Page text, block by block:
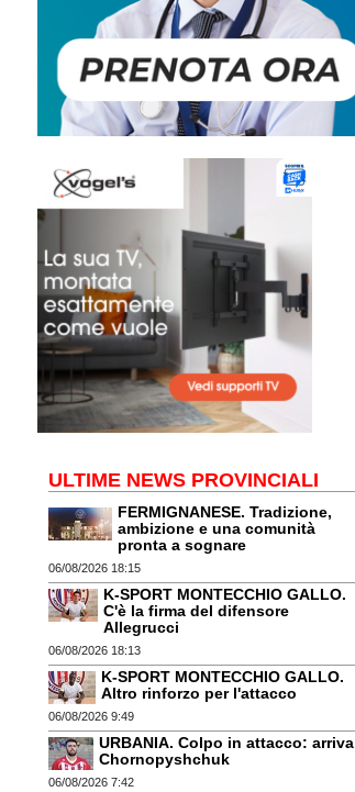
ULTIME NEWS PROVINCIALI
FERMIGNANESE. Tradizione,
ambizione e una comunità
pronta a sognare
06/08/2026 18:15
K-SPORT MONTECCHIO GALLO.
C'è la firma del difensore
Allegrucci
06/08/2026 18:13
K-SPORT MONTECCHIO GALLO.
Altro rinforzo per l'attacco
06/08/2026 9:49
URBANIA. Colpo in attacco: arriva
Chornopyshchuk
06/08/2026 7:42